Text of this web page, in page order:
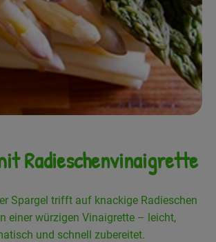
im Wert von 25 Euro
Radieschenvinaigrette
Spargel trifft auf knackige Radieschen
einer würzigen Vinaigrette – leicht,
und schnell zubereitet.